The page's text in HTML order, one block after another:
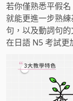
若你僅熟悉平假
就能更進一步熟
句，以及動詞句
在日語 N5 考試更